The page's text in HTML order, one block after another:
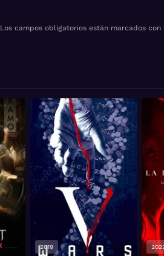
Los campos obligatorios están marcados con
2019